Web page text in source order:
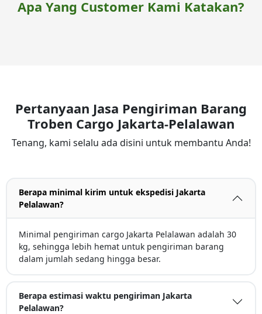
Apa Yang Customer Kami Katakan?
Pertanyaan Jasa Pengiriman Barang
Troben Cargo Jakarta-Pelalawan
Tenang, kami selalu ada disini untuk membantu Anda!
Berapa minimal kirim untuk ekspedisi Jakarta
Pelalawan?
Minimal pengiriman cargo Jakarta Pelalawan adalah 30
kg, sehingga lebih hemat untuk pengiriman barang
dalam jumlah sedang hingga besar.
Berapa estimasi waktu pengiriman Jakarta
Pelalawan?